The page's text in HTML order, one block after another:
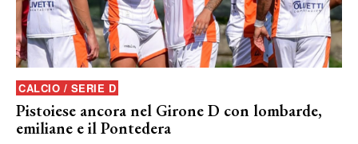
CALCIO / SERIE D
Pistoiese ancora nel Girone D con lombarde,
emiliane e il Pontedera